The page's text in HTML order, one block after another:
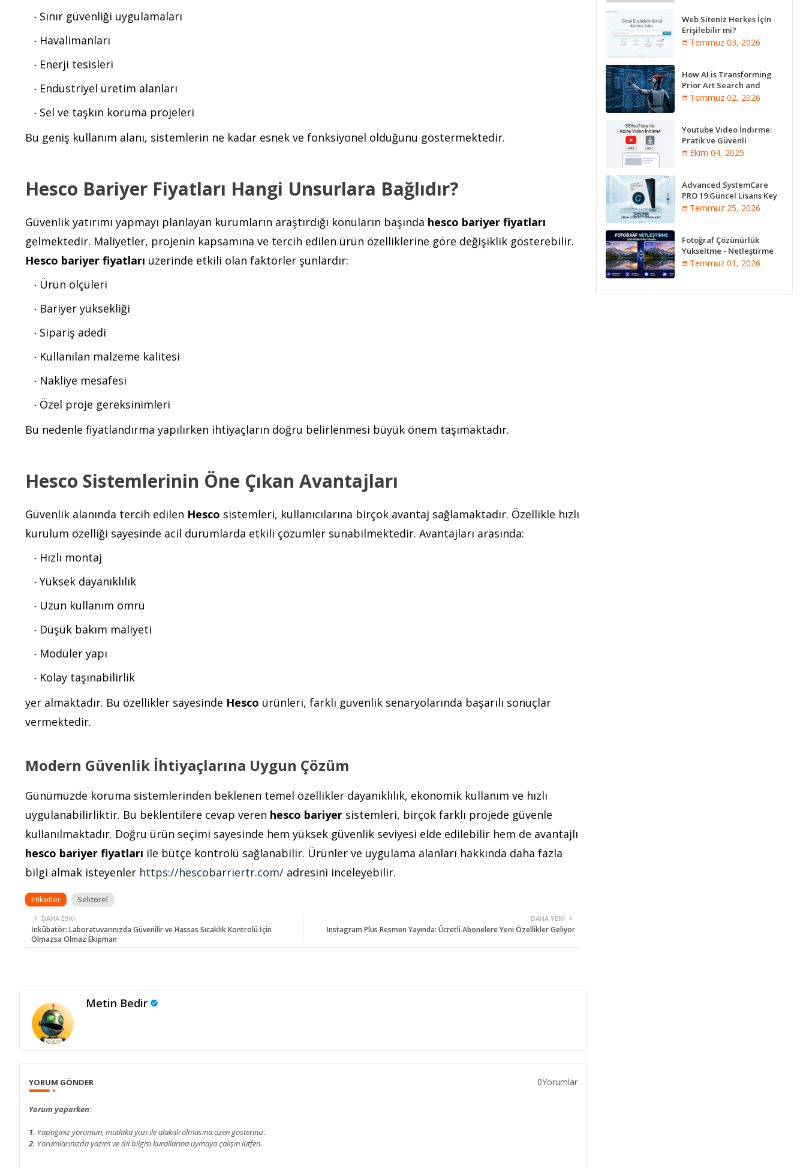
Sınır güvenliği uygulamaları
Havalimanları
Enerji tesisleri
Endüstriyel üretim alanları
Sel ve taşkın koruma projeleri
Bu geniş kullanım alanı, sistemlerin ne kadar esnek ve fonksiyonel olduğunu göstermektedir.
Hesco Bariyer Fiyatları Hangi Unsurlara Bağlıdır?
Güvenlik yatırımı yapmayı planlayan kurumların araştırdığı konuların başında hesco bariyer fiyatları
gelmektedir. Maliyetler, projenin kapsamına ve tercih edilen ürün özelliklerine göre değişiklik gösterebilir.
Hesco bariyer fiyatları üzerinde etkili olan faktörler şunlardır:
Ürün ölçüleri
Bariyer yüksekliği
Sipariş adedi
Kullanılan malzeme kalitesi
Nakliye mesafesi
Özel proje gereksinimleri
Bu nedenle fiyatlandırma yapılırken ihtiyaçların doğru belirlenmesi büyük önem taşımaktadır.
Hesco Sistemlerinin Öne Çıkan Avantajları
Güvenlik alanında tercih edilen Hesco sistemleri, kullanıcılarına birçok avantaj sağlamaktadır. Özellikle hızlı
kurulum özelliği sayesinde acil durumlarda etkili çözümler sunabilmektedir. Avantajları arasında:
Hızlı montaj
Yüksek dayanıklılık
Uzun kullanım ömrü
Düşük bakım maliyeti
Modüler yapı
Kolay taşınabilirlik
yer almaktadır. Bu özellikler sayesinde Hesco ürünleri, farklı güvenlik senaryolarında başarılı sonuçlar
vermektedir.
Modern Güvenlik İhtiyaçlarına Uygun Çözüm
Günümüzde koruma sistemlerinden beklenen temel özellikler dayanıklılık, ekonomik kullanım ve hızlı
uygulanabilirliktir. Bu beklentilere cevap veren hesco bariyer sistemleri, birçok farklı projede güvenle
kullanılmaktadır. Doğru ürün seçimi sayesinde hem yüksek güvenlik seviyesi elde edilebilir hem de avantajlı
hesco bariyer fiyatları ile bütçe kontrolü sağlanabilir. Ürünler ve uygulama alanları hakkında daha fazla
bilgi almak isteyenler https://hescobarriertr.com/ adresini inceleyebilir.
Etiketler Sektörel
DAHA YENI
Instagram Plus Resmen Yayında: Ücretli Abonelere Yeni Özellikler Geliyor
DAHA ESKI
İnkübatör: Laboratuvarınızda Güvenilir ve Hassas Sıcaklık Kontrolü İçin
Olmazsa Olmaz Ekipman
Metin Bedir
YORUM GÖNDER 0Yorumlar
Yorum yaparken:
1. Yaptığınız yorumun, mutlaka yazı ile alakalı olmasına özen gösteriniz.
2. Yorumlarınızda yazım ve dil bilgisi kurallarına uymaya çalışın lütfen.
Web Siteniz Herkes İçin
Erişilebilir mi?
Temmuz 03, 2026
How AI is Transforming
Prior Art Search and
Innovation Analysis
Temmuz 02, 2026
Youtube Video İndirme:
Pratik ve Güvenli
Yöntemler
Ekim 04, 2025
Advanced SystemCare
PRO 19 Güncel Lisans Key
2026Temmuz 25, 2026
Fotoğraf Çözünürlük
Yükseltme - Netleştirme
Programları [Online]
Temmuz 01, 2026